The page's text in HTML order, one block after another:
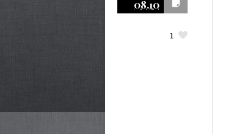
08.10
1